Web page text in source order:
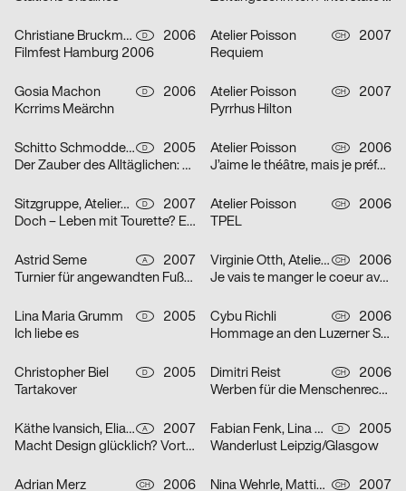
Christiane Bruckmann, Ute Necker D
2006
Filmfest Hamburg 2006
Atelier Poisson CH
2007
Requiem
Gosia Machon D
2006
Kcrrims Meärchn
Atelier Poisson CH
2007
Pyrrhus Hilton
Schitto Schmodde Waack Werbeagentur GmbH D
2005
Der Zauber des Alltäglichen: Punk / Unplugged / E-Mail / Tattoo
Atelier Poisson CH
2006
J’aime le théâtre, mais je préfère la télévision
Sitzgruppe, Ateliergemeinschaft selbständiger Grafik-Designerinnen D
2007
Doch – Leben mit Tourette? Erst recht!
Atelier Poisson CH
2006
TPEL
Astrid Seme A
2007
Turnier für angewandten Fußball 5
Virginie Otth, Atelier Poisson CH
2006
Je vais te manger le coeur avec mes petites dents
Lina Maria Grumm D
2005
Ich liebe es
Cybu Richli CH
2006
Hommage an den Luzerner Straßenphilosophen Emil Manser
Christopher Biel D
2005
Tartakover
Dimitri Reist CH
2006
Werben für die Menschenrechte
Käthe Ivansich, Elia Sarraffan A
2007
Macht Design glücklich? Vortrag Ruedi Baur
Fabian Fenk, Lina Maria Grumm, Jakob Kirch, Nella Rieken D
2005
Wanderlust Leipzig/Glasgow
Adrian Merz CH
2006
Nina Wehrle, Mattias Leutwyler CH
2007